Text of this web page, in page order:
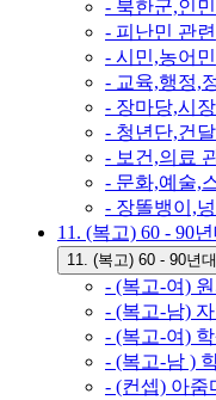
- 북한군,인
- 피난민 관련
- 시민,농어민
- 교육,행정,
- 장마당,시
- 청년단,건
- 보건,의료
- 문화,예술,
- 장똘뱅이,넝
11. (복고) 60 - 90
11. (복고) 60 - 90년
- (복고-여)
- (복고-남)
- (복고-여)
- (복고-남 )
- (컨셉) 아줌